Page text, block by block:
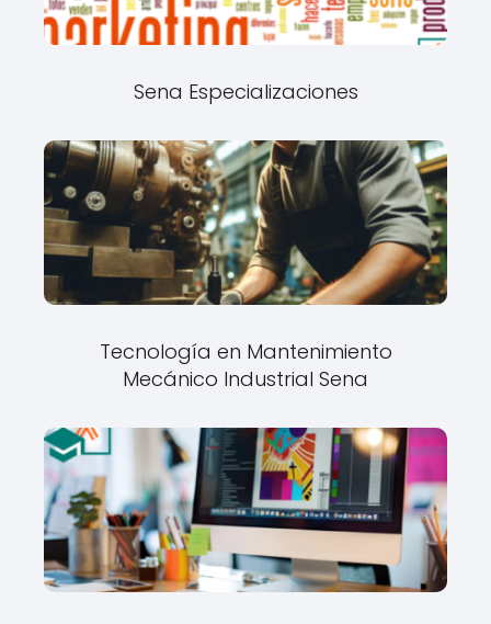
Sena Especializaciones
Tecnología en Mantenimiento
Mecánico Industrial Sena